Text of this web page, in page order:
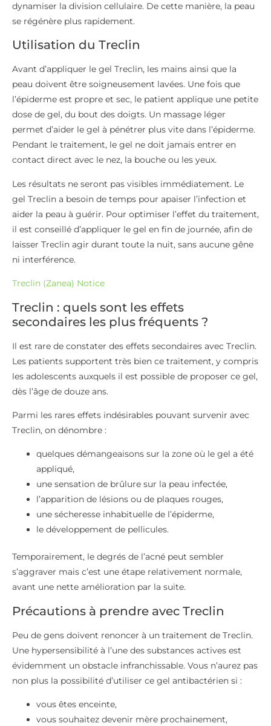
dynamiser la division cellulaire. De cette manière, la peau
se régénère plus rapidement.
Utilisation du Treclin
Avant d’appliquer le gel Treclin, les mains ainsi que la
peau doivent être soigneusement lavées. Une fois que
l’épiderme est propre et sec, le patient applique une petite
dose de gel, du bout des doigts. Un massage léger
permet d’aider le gel à pénétrer plus vite dans l’épiderme.
Pendant le traitement, le gel ne doit jamais entrer en
contact direct avec le nez, la bouche ou les yeux.
Les résultats ne seront pas visibles immédiatement. Le
gel Treclin a besoin de temps pour apaiser l’infection et
aider la peau à guérir. Pour optimiser l’effet du traitement,
il est conseillé d’appliquer le gel en fin de journée, afin de
laisser Treclin agir durant toute la nuit, sans aucune gêne
ni interférence.
Treclin (Zanea) Notice
Treclin : quels sont les effets
secondaires les plus fréquents ?
Il est rare de constater des effets secondaires avec Treclin.
Les patients supportent très bien ce traitement, y compris
les adolescents auxquels il est possible de proposer ce gel,
dès l’âge de douze ans.
Parmi les rares effets indésirables pouvant survenir avec
Treclin, on dénombre :
quelques démangeaisons sur la zone où le gel a été
appliqué,
une sensation de brûlure sur la peau infectée,
l’apparition de lésions ou de plaques rouges,
une sécheresse inhabituelle de l’épiderme,
le développement de pellicules.
Temporairement, le degrés de l’acné peut sembler
s’aggraver mais c’est une étape relativement normale,
avant une nette amélioration par la suite.
Précautions à prendre avec Treclin
Peu de gens doivent renoncer à un traitement de Treclin.
Une hypersensibilité à l’une des substances actives est
évidemment un obstacle infranchissable. Vous n’aurez pas
non plus la possibilité d’utiliser ce gel antibactérien si :
vous êtes enceinte,
vous souhaitez devenir mère prochainement,